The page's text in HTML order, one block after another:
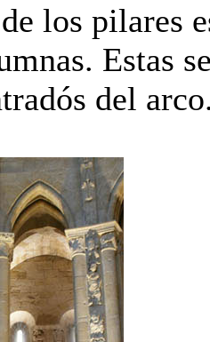
los pilares
Estas
del